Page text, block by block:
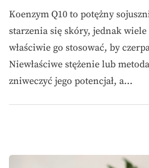
Koenzym Q10 to potężny
starzenia się skóry, jednak
właściwie go stosować, by
Niewłaściwe stężenie lub
zniweczyć jego potencjał, a…